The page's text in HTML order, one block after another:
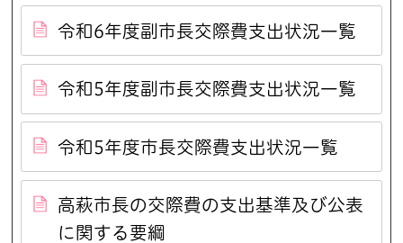
令和6年度副市長交際費支出状況一覧
令和5年度副市長交際費支出状況一覧
令和5年度市長交際費支出状況一覧
高萩市長の交際費の支出基準及び公表
に関する要綱